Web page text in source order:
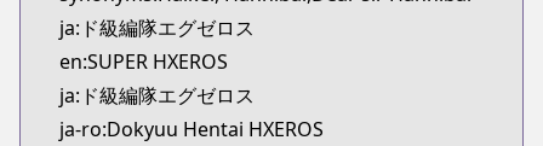
Kitsu
https://kitsu.app/manga/39805
CDJapan
CDJapan
https://www.anime-planet.com/manga/http://
ja:ド級編隊エグゼロス
en:SUPER HXEROS
ja:ド級編隊エグゼロス
ja-ro:Dokyuu Hentai HXEROS